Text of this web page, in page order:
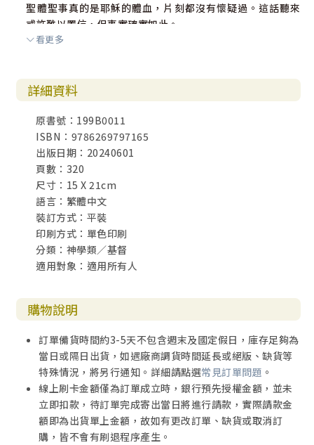
聖體聖事真的是耶穌的體血，片刻都沒有懷疑過。這話聽來
或許難以置信，但事實確實如此。
看更多
詳細資料
原書號：199B0011
ISBN：9786269797165
出版日期：20240601
頁數：320
尺寸：15 X 21cm
語言：繁體中文
裝訂方式：平裝
印刷方式：單色印刷
分類：神學類／基督
適用對象：適用所有人
購物說明
訂單備貨時間約3-5天不包含週末及國定假日，庫存足夠為
當日或隔日出貨，如遇廠商調貨時間延長或絕版、缺貨等
特殊情況，將另行通知。詳細請點選常見訂單問題 。
線上刷卡金額僅為訂單成立時，銀行預先授權金額，並未
立即扣款，待訂單完成寄出當日將進行請款，實際請款金
額即為出貨單上金額，故如有更改訂單、缺貨或取消訂
購，皆不會有刷退程序產生。